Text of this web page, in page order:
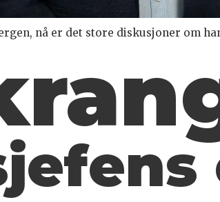
nå er det store diskusjoner om